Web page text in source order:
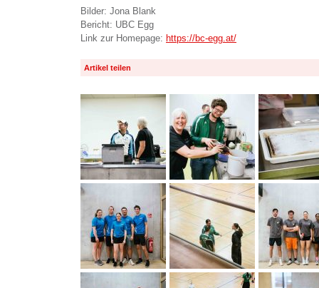
Bilder: Jona Blank
Bericht: UBC Egg
Link zur Homepage: https://bc-egg.at/
Artikel teilen